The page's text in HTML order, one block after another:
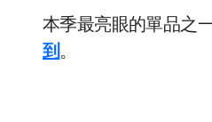
本季最亮眼的單品之
到。